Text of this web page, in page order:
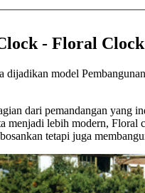
- Floral
dijadikan model
dari pemandangan yang
menjadi lebih modern,
tetapi juga